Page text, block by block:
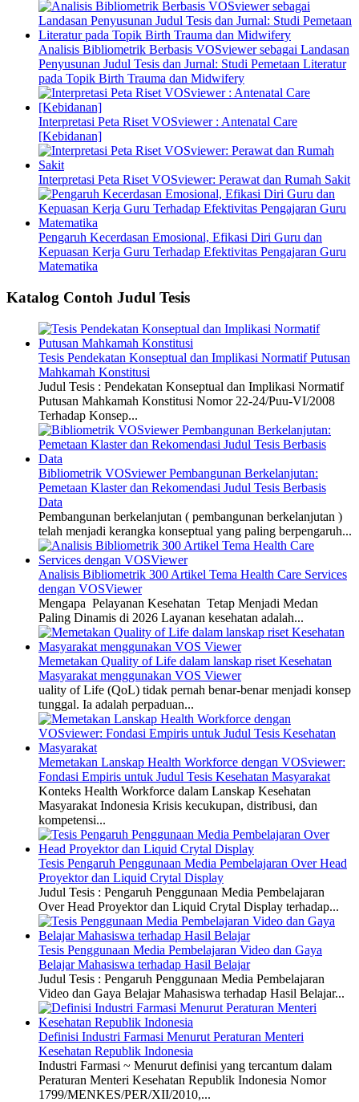
Analisis Bibliometrik Berbasis VOSviewer sebagai Landasan
Penyusunan Judul Tesis dan Jurnal: Studi Pemetaan Literatur
pada Topik Birth Trauma dan Midwifery
Interpretasi Peta Riset VOSviewer : Antenatal Care
[Kebidanan]
Interpretasi Peta Riset VOSviewer: Perawat dan Rumah Sakit
Pengaruh Kecerdasan Emosional, Efikasi Diri Guru dan
Kepuasan Kerja Guru Terhadap Efektivitas Pengajaran Guru
Matematika
Katalog Contoh Judul Tesis
Tesis Pendekatan Konseptual dan Implikasi Normatif Putusan
Mahkamah Konstitusi
Judul Tesis : Pendekatan Konseptual dan Implikasi Normatif
Putusan Mahkamah Konstitusi Nomor 22-24/Puu-VI/2008
Terhadap Konsep...
Bibliometrik VOSviewer Pembangunan Berkelanjutan:
Pemetaan Klaster dan Rekomendasi Judul Tesis Berbasis
Data
Pembangunan berkelanjutan ( pembangunan berkelanjutan )
telah menjadi kerangka konseptual yang paling berpengaruh...
Analisis Bibliometrik 300 Artikel Tema Health Care Services
dengan VOSViewer
Mengapa Pelayanan Kesehatan Tetap Menjadi Medan
Paling Dinamis di 2026 Layanan kesehatan adalah...
Memetakan Quality of Life dalam lanskap riset Kesehatan
Masyarakat menggunakan VOS Viewer
uality of Life (QoL) tidak pernah benar-benar menjadi konsep
tunggal. Ia adalah perpaduan...
Memetakan Lanskap Health Workforce dengan VOSviewer:
Fondasi Empiris untuk Judul Tesis Kesehatan Masyarakat
Konteks Health Workforce dalam Lanskap Kesehatan
Masyarakat Indonesia Krisis kecukupan, distribusi, dan
kompetensi...
Tesis Pengaruh Penggunaan Media Pembelajaran Over Head
Proyektor dan Liquid Crytal Display
Judul Tesis : Pengaruh Penggunaan Media Pembelajaran
Over Head Proyektor dan Liquid Crytal Display terhadap...
Tesis Penggunaan Media Pembelajaran Video dan Gaya
Belajar Mahasiswa terhadap Hasil Belajar
Judul Tesis : Pengaruh Penggunaan Media Pembelajaran
Video dan Gaya Belajar Mahasiswa terhadap Hasil Belajar...
Definisi Industri Farmasi Menurut Peraturan Menteri
Kesehatan Republik Indonesia
Industri Farmasi ~ Menurut definisi yang tercantum dalam
Peraturan Menteri Kesehatan Republik Indonesia Nomor
1799/MENKES/PER/XII/2010,...